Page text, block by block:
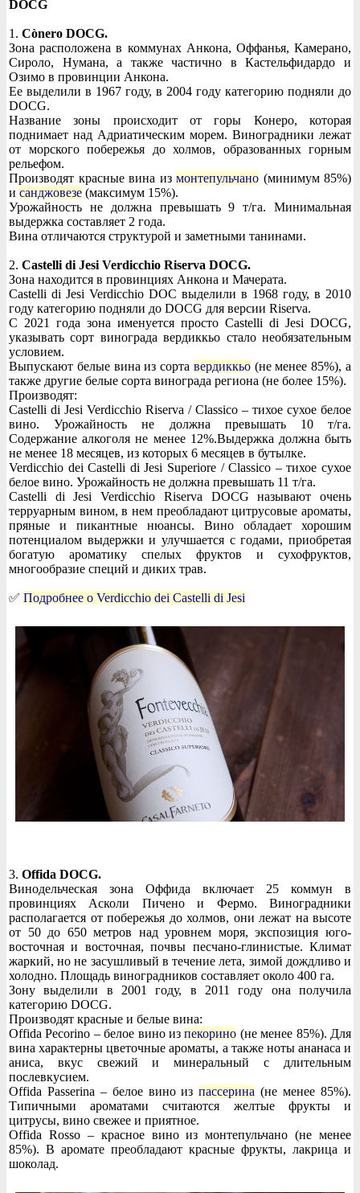
DOCG
1. Cònero DOCG.
Зона расположена в коммунах Анкона, Оффанья, Камерано,
Сироло, Нумана, а также частично в Кастельфидардо и
Озимо в провинции Анкона.
Ее выделили в 1967 году, в 2004 году категорию подняли до
DOCG.
Название зоны происходит от горы Конеро, которая
поднимает над Адриатическим морем. Виноградники лежат
от морского побережья до холмов, образованных горным
рельефом.
Производят красные вина из монтепульчано (минимум 85%)
и санджовезе (максимум 15%).
Урожайность не должна превышать 9 т/га. Минимальная
выдержка составляет 2 года.
Вина отличаются структурой и заметными танинами.
2. Castelli di Jesi Verdicchio Riserva DOCG.
Зона находится в провинциях Анкона и Мачерата.
Castelli di Jesi Verdicchio DOC выделили в 1968 году, в 2010
году категорию подняли до DOCG для версии Riserva.
С 2021 года зона именуется просто Castelli di Jesi DOCG,
указывать сорт винограда вердиккьо стало необязательным
условием.
Выпускают белые вина из сорта вердиккьо(не менее 85%), а
также другие белые сорта винограда региона (не более 15%).
Производят:
Castelli di Jesi Verdicchio Riserva / Classico – тихое сухое белое
вино. Урожайность не должна превышать 10 т/га.
Содержание алкоголя не менее 12%.Выдержка должна быть
не менее 18 месяцев, из которых 6 месяцев в бутылке.
Verdicchio dei Castelli di Jesi Superiore / Classico – тихое сухое
белое вино. Урожайность не должна превышать 11 т/га.
Castelli di Jesi Verdicchio Riserva DOCG называют очень
терруарным вином, в нем преобладают цитрусовые ароматы,
пряные и пикантные нюансы. Вино обладает хорошим
потенциалом выдержки и улучшается с годами, приобретая
богатую ароматику спелых фруктов и сухофруктов,
многообразие специй и диких трав.
✅ Подробнее о Verdicchio dei Castelli di Jesi
3. Offida DOCG.
Винодельческая зона Оффида включает 25 коммун в
провинциях Асколи Пичено и Фермо. Виноградники
располагается от побережья до холмов, они лежат на высоте
от 50 до 650 метров над уровнем моря, экспозиция юго-
восточная и восточная, почвы песчано-глинистые. Климат
жаркий, но не засушливый в течение лета, зимой дождливо и
холодно. Площадь виноградников составляет около 400 га.
Зону выделили в 2001 году, в 2011 году она получила
категорию DOCG.
Производят красные и белые вина:
Offida Pecorino – белое вино изпекорино (не менее 85%). Для
вина характерны цветочные ароматы, а также ноты ананаса и
аниса, вкус свежий и минеральный с длительным
послевкусием.
Offida Passerina – белое вино изпассерина (не менее 85%).
Типичными ароматами считаются желтые фрукты и
цитрусы, вино свежее и приятное.
Offida Rosso – красное вино из монтепульчано (не менее
85%). В аромате преобладают красные фрукты, лакрица и
шоколад.